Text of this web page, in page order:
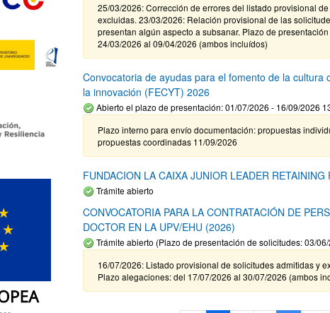
25/03/2026: Corrección de errores del listado provisional
excluidas. 23/03/2026: Relación provisional de las
presentan algún aspecto a subsanar. Plazo de
24/03/2026 al 09/04/2026 (ambos incluídos)
Convocatoria de ayudas para el fomento de la cultura
la innovación (FECYT) 2026
Abierto el plazo de presentación: 01/07/2026 - 16/09/2026
Plazo interno para envío documentación: propuestas
propuestas coordinadas 11/09/2026
FUNDACION LA CAIXA JUNIOR LEADER
Trámite abierto
CONVOCATORIA PARA LA CONTRATACIÓN DE
DOCTOR EN LA UPV/EHU (2026)
Trámite abierto (Plazo de presentación de solicitudes: 03/
16/07/2026: Listado provisional de solicitudes admitidas y
Plazo alegaciones: del 17/07/2026 al 30/07/2026 (ambos